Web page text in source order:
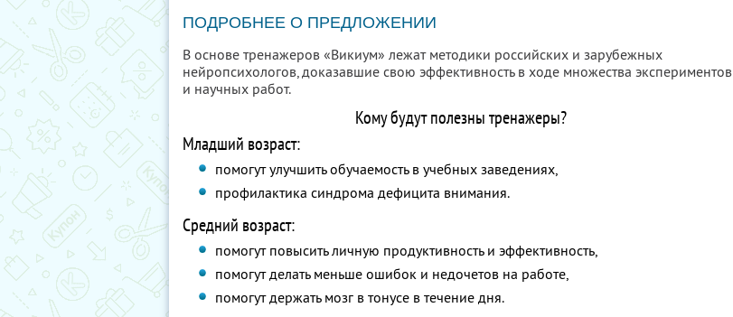
ПОДРОБНЕЕ О ПРЕДЛОЖЕНИИ
В основе тренажеров «Викиум» лежат методики российских и зарубежных
нейропсихологов, доказавшие свою эффективность в ходе множества экспериментов
и научных работ.
Кому будут полезны тренажеры?
Младший возраст:
помогут улучшить обучаемость в учебных заведениях,
профилактика синдрома дефицита внимания.
Средний возраст:
помогут повысить личную продуктивность и эффективность,
помогут делать меньше ошибок и недочетов на работе,
помогут держать мозг в тонусе в течение дня.